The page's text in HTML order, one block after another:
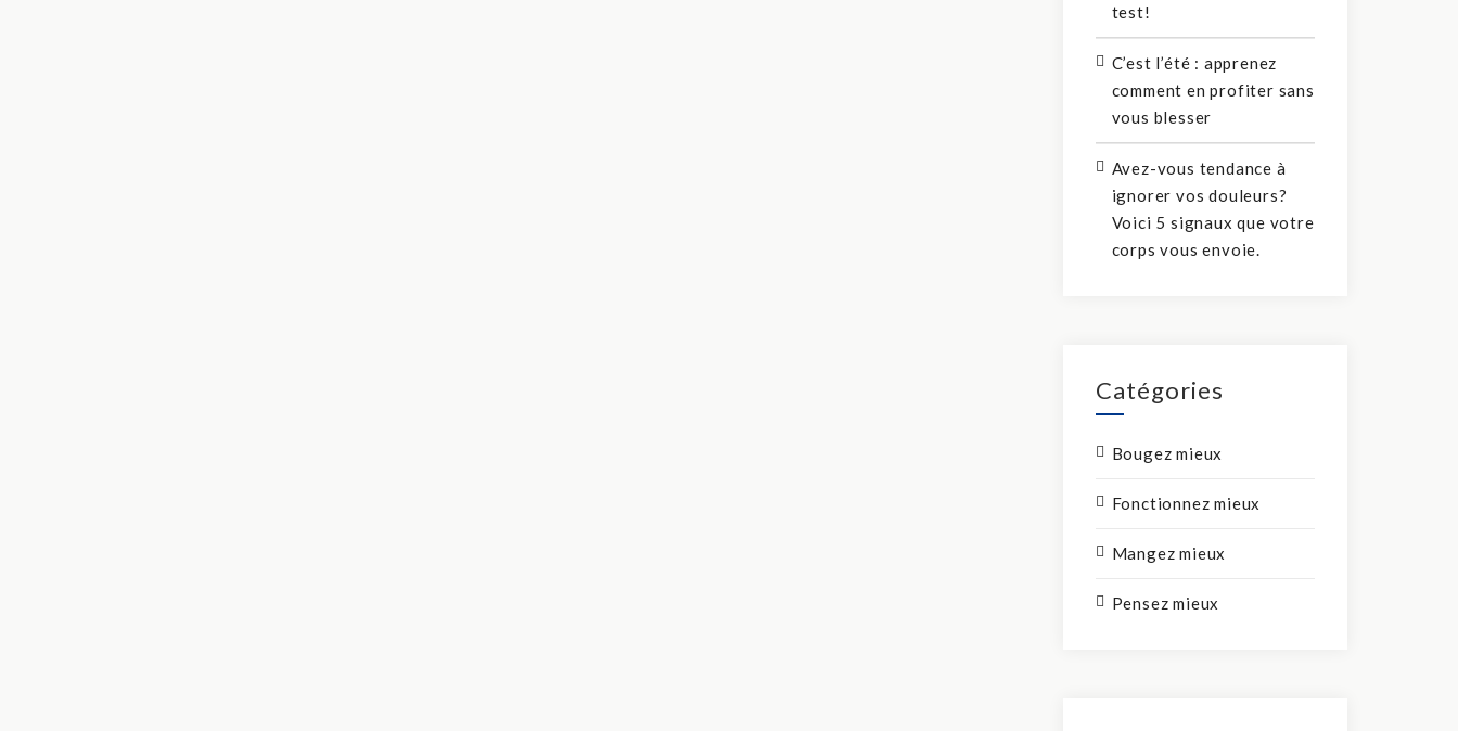
test!
C’est l’été : apprenez
comment en profiter sans
vous blesser
Avez-vous tendance à
ignorer vos douleurs?
Voici 5 signaux que votre
corps vous envoie.
Catégories
Bougez mieux
Fonctionnez mieux
Mangez mieux
Pensez mieux